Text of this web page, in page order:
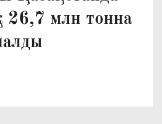
26,7 млн тонна